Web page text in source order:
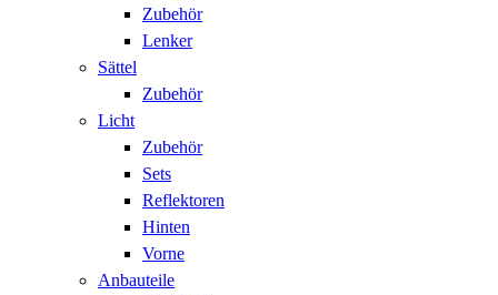
Zubehör
Lenker
Sättel
Zubehör
Licht
Zubehör
Sets
Reflektoren
Hinten
Vorne
Anbauteile